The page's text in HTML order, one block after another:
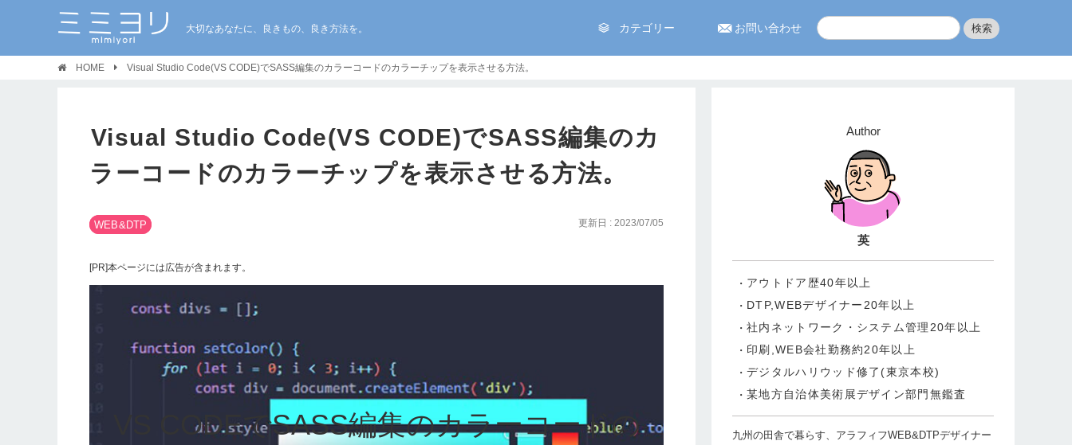
大切なあなたに、良きもの、良き方法を。 カテゴリー お問い合わせ
HOME Visual Studio Code(VS CODE)でSASS編集のカラーコードのカラーチップを表示させる方法。
Visual Studio Code(VS CODE)でSASS編集のカ
ラーコードのカラーチップを表示させる方法。
WEB&DTP 更新日 : 2023/07/05
[PR]本ページには広告が含まれます。
VS CODEでSASS編集のカラーコードの
Author
英
アウトドア歴40年以上
DTP,WEBデザイナー20年以上
社内ネットワーク・システム管理20年以上
印刷,WEB会社勤務約20年以上
デジタルハリウッド修了(東京本校)
某地方自治体美術展デザイン部門無鑑査
九州の田舎で暮らす、アラフィフWEB&DTPデザイナー